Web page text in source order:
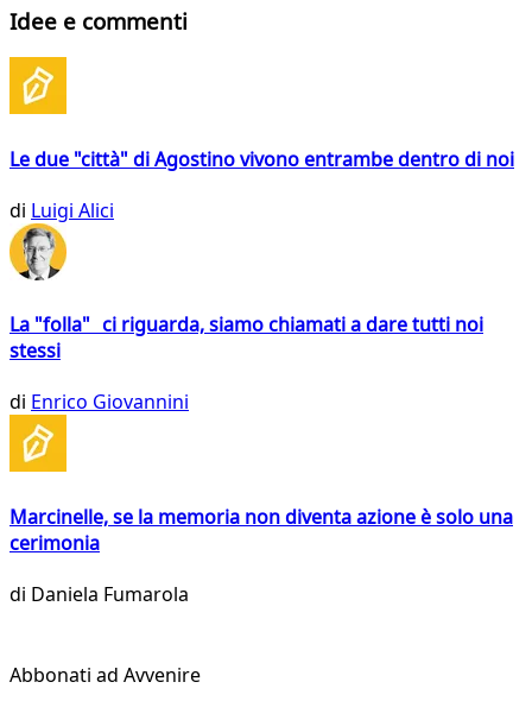
Idee e commenti
Le due "città" di Agostino vivono entrambe dentro di noi
di Luigi Alici
La "folla" ci riguarda, siamo chiamati a dare tutti noi
stessi
di Enrico Giovannini
Marcinelle, se la memoria non diventa azione è solo una
cerimonia
di Daniela Fumarola
Abbonati ad Avvenire